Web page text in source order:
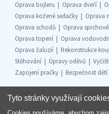
Oprava bojleru
Oprava dveří
Oprava kožené sedačky
Oprava
Oprava schodů
Oprava
Oprava topení
Oprava
Oprava žaluzií
Rekonstrukce
Stěhování
Úpravy oděvů
Zapojení pračky
Bezpečnost dětí
Tyto stránky využívají